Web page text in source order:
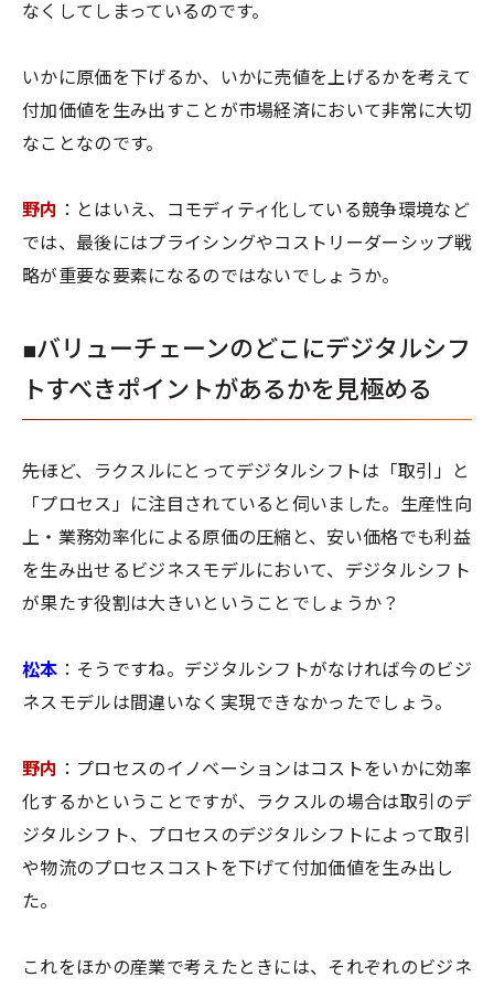
なくしてしまっているのです。
いかに原価を下げるか、いかに売値を上げるかを考えて
付加価値を生み出すことが市場経済において非常に大切
なことなのです。
野内 ：とはいえ、コモディティ化している競争環境など
では、最後にはプライシングやコストリーダーシップ戦
略が重要な要素になるのではないでしょうか。
■バリューチェーンのどこにデジタルシフ
トすべきポイントがあるかを見極める
――先ほど、ラクスルにとってデジタルシフトは「取引」と
「プロセス」に注目されていると伺いました。生産性向
上・業務効率化による原価の圧縮と、安い価格でも利益
を生み出せるビジネスモデルにおいて、デジタルシフト
が果たす役割は大きいということでしょうか？
松本 ：そうですね。デジタルシフトがなければ今のビジ
ネスモデルは間違いなく実現できなかったでしょう。
野内 ：プロセスのイノベーションはコストをいかに効率
化するかということですが、ラクスルの場合は取引のデ
ジタルシフト、プロセスのデジタルシフトによって取引
や物流のプロセスコストを下げて付加価値を生み出し
た。
これをほかの産業で考えたときには、それぞれのビジネ